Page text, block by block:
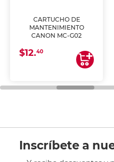
CARTUCHO DE
MANTENIMIENTO
CANON MC-G02
$12.40
Inscríbete a